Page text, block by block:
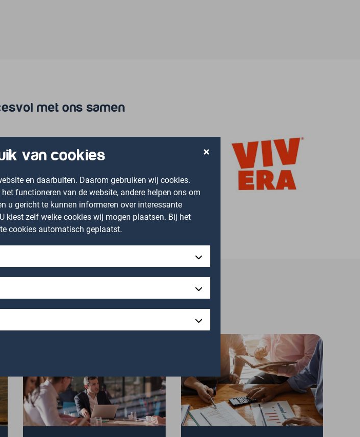
met ons samen
bij
van cookies
en daarbuiten. Daarom gebruiken wij cookies.
functioneren van de website, andere helpen ons om
u gericht te kunnen informeren over interessante
kiest zelf welke cookies wij mogen plaatsen. Bij het
cookies automatisch geplaatst.